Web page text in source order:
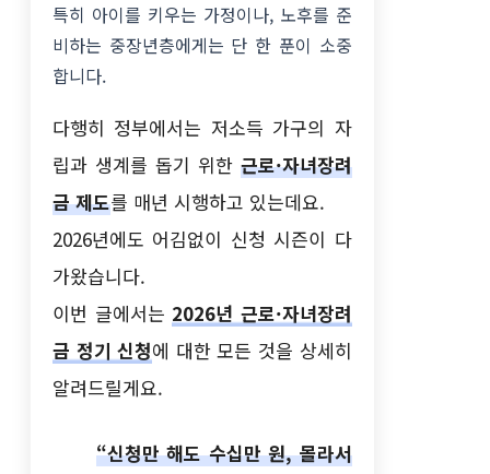
특히 아이를 키우는 가정이나, 노후를 준
비하는 중장년층에게는 단 한 푼이 소중
합니다.
다행히 정부에서는 저소득 가구의 자
립과 생계를 돕기 위한 근로·자녀장려
금 제도를 매년 시행하고 있는데요.
2026년에도 어김없이 신청 시즌이 다
가왔습니다.
이번 글에서는 2026년 근로·자녀장려
금 정기 신청에 대한 모든 것을 상세히
알려드릴게요.
“신청만 해도 수십만 원, 몰라서